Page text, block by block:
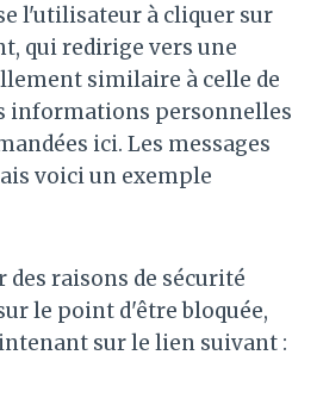
l'utilisateur à cliquer sur
qui redirige vers une
similaire à celle de
informations personnelles
ici. Les messages
voici un exemple
des raisons de sécurité
le point d'être bloquée,
sur le lien suivant :